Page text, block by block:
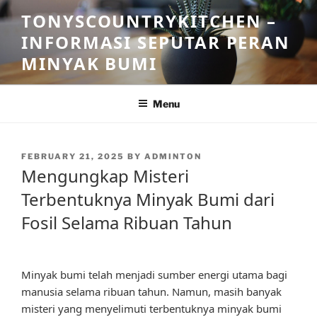
Skip
to
content
TONYSCOUNTRYKITCHEN –
INFORMASI SEPUTAR PERAN
MINYAK BUMI
Menu
POSTED
FEBRUARY 21, 2025 BY ADMINTON
Mengungkap Misteri
Terbentuknya Minyak Bumi dari
Fosil Selama Ribuan Tahun
Minyak bumi telah menjadi sumber energi utama bagi
manusia selama ribuan tahun. Namun, masih banyak
misteri yang menyelimuti terbentuknya minyak bumi